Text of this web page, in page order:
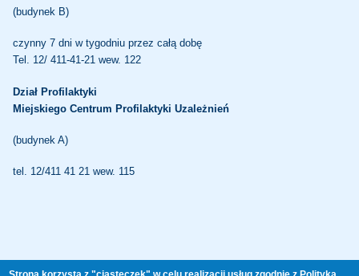
(budynek B)
czynny 7 dni w tygodniu przez całą dobę
Tel. 12/ 411-41-21 wew. 122
Dział Profilaktyki
Miejskiego Centrum Profilaktyki Uzależnień
(budynek A)
tel. 12/411 41 21 wew. 115